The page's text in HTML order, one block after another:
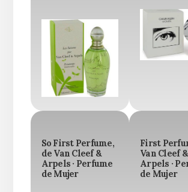
So First Perfume,
de Van Cleef &
Arpels · Perfume
de Mujer
First
Van Cleef &
Arpels ·
de Mujer